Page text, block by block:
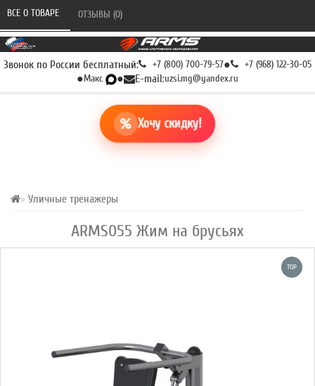
Звонок по России бесплатный: +7 (800) 700-79-57● +7 (968) 122-30-05
●Макс ● E-mail:uzsi.mg@yandex.ru
Хочу скидку!
Уличные тренажеры
ARMS055 Жим на брусьях
ВСЕ О ТОВАРЕ ОТЗЫВЫ (0)
TOP